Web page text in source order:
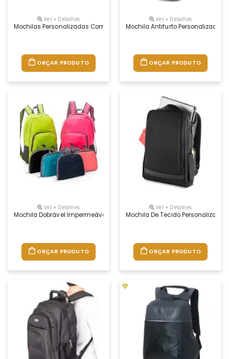
Ver + Detalhes
Mochilas Personalizadas Com Logo, Material Nylon, Medidas 43 X 35 X
ORÇAR PRODUTO
Ver + Detalhes
Mochila Antifurto Personalizada
ORÇAR PRODUTO
Ver + Detalhes
Mochila Dobrável Impermeável Personalizada, Medidas 44 X 31,5 X 18
ORÇAR PRODUTO
Ver + Detalhes
Mochila De Tecido
ORÇAR PRODUTO